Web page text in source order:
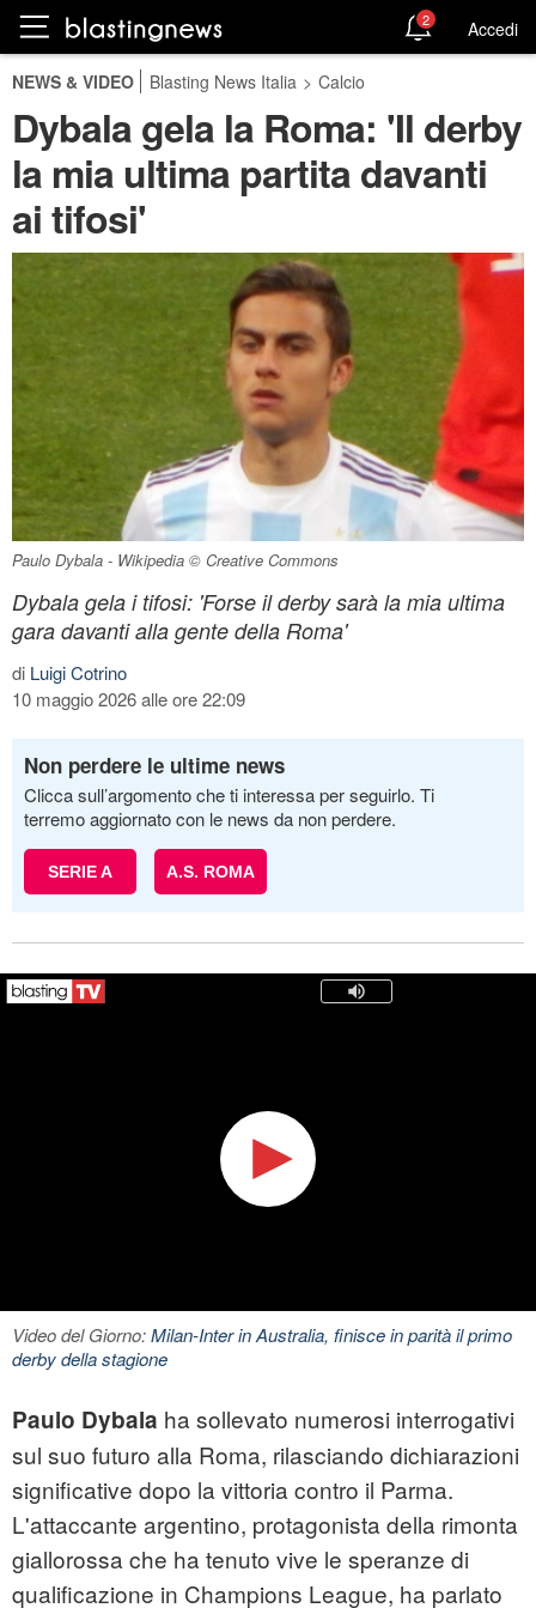
2 Accedi
NEWS & VIDEO Blasting News Italia > Calcio
Dybala gela la Roma: 'Il derby
la mia ultima partita davanti
ai tifosi'
Paulo Dybala - Wikipedia © Creative Commons
Dybala gela i tifosi: 'Forse il derby sarà la mia ultima
gara davanti alla gente della Roma'
di Luigi Cotrino
10 maggio 2026 alle ore 22:09
Non perdere le ultime news
Clicca sull’argomento che ti interessa per seguirlo. Ti
terremo aggiornato con le news da non perdere.
SERIE A A.S. ROMA
Video del Giorno:Milan-Inter in Australia, finisce in parità il primo
derby della stagione
Paulo Dybala ha sollevato numerosi interrogativi
sul suo futuro alla Roma, rilasciando dichiarazioni
significative dopo la vittoria contro il Parma.
L'attaccante argentino, protagonista della rimonta
giallorossa che ha tenuto vive le speranze di
qualificazione in Champions League, ha parlato